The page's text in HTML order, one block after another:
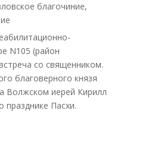
благочиние,
N105 (район
со священником.
благоверного князя
Волжском иерей Кирилл
празднике Пасхи.